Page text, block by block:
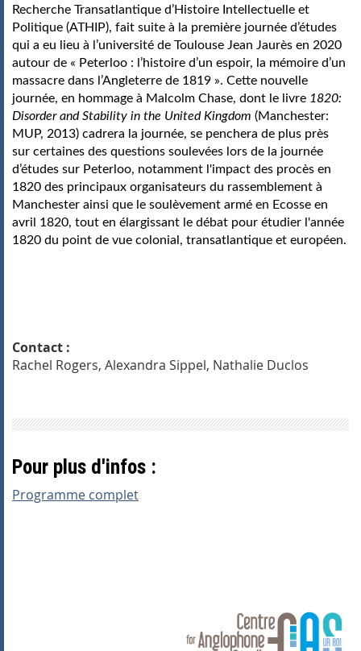
Recherche Transatlantique d’Histoire Intellectuelle et
Politique (ATHIP), fait suite à la première journée d’études
qui a eu lieu à l’université de Toulouse Jean Jaurès en 2020
autour de « Peterloo : l’histoire d’un espoir, la mémoire d’un
massacre dans l’Angleterre de 1819 ». Cette nouvelle
journée, en hommage à Malcolm Chase, dont le livre 1820:
Disorder and Stability in the United Kingdom (Manchester:
MUP, 2013) cadrera la journée, se penchera de plus près
sur certaines des questions soulevées lors de la journée
d’études sur Peterloo, notamment l'impact des procès en
1820 des principaux organisateurs du rassemblement à
Manchester ainsi que le soulèvement armé en Ecosse en
avril 1820, tout en élargissant le débat pour étudier l'année
1820 du point de vue colonial, transatlantique et européen.
Contact :
Rachel Rogers, Alexandra Sippel, Nathalie Duclos
Pour plus d'infos :
Programme complet